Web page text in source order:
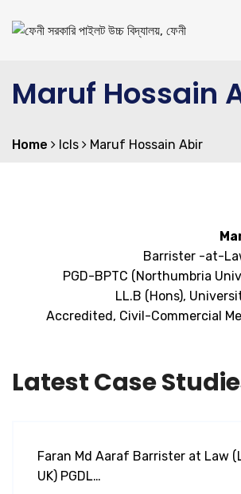
Maruf Hossain
Home lcls Maruf Hossain Abir
Barrister -at-
PGD-BPTC (Northumbria
LL.B (Hons),
Accredited, Civil-Commercial
Latest Case
lcls
Faran Md Aaraf Barrister at Law
UK) PGDL…